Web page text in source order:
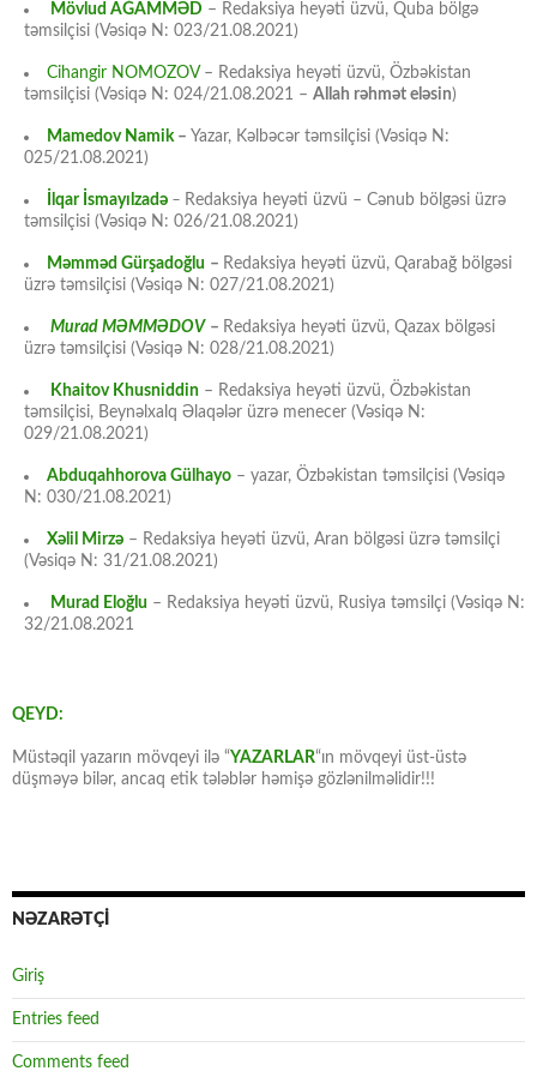
Mövlud AĞAMMƏD – Redaksiya heyəti üzvü, Quba bölgə
təmsilçisi (Vəsiqə N: 023/21.08.2021)
Cihangir NOMOZOV– Redaksiya heyəti üzvü, Özbəkistan
təmsilçisi (Vəsiqə N: 024/21.08.2021 – Allah rəhmət eləsin)
Mamedov Namik– Yazar, Kəlbəcər təmsilçisi (Vəsiqə N:
025/21.08.2021)
İlqar İsmayılzadə – Redaksiya heyəti üzvü – Cənub bölgəsi üzrə
təmsilçisi (Vəsiqə N: 026/21.08.2021)
Məmməd Gürşadoğlu – Redaksiya heyəti üzvü, Qarabağ bölgəsi
üzrə təmsilçisi (Vəsiqə N: 027/21.08.2021)
Murad MƏMMƏDOV – Redaksiya heyəti üzvü, Qazax bölgəsi
üzrə təmsilçisi (Vəsiqə N: 028/21.08.2021)
Khaitov Khusniddin – Redaksiya heyəti üzvü, Özbəkistan
təmsilçisi, Beynəlxalq Əlaqələr üzrə menecer (Vəsiqə N:
029/21.08.2021)
Abduqahhorova Gülhayo – yazar, Özbəkistan təmsilçisi (Vəsiqə
N: 030/21.08.2021)
Xəlil Mirzə – Redaksiya heyəti üzvü, Aran bölgəsi üzrə təmsilçi
(Vəsiqə N: 31/21.08.2021)
Murad Eloğlu – Redaksiya heyəti üzvü, Rusiya təmsilçi (Vəsiqə N:
32/21.08.2021
QEYD:
Müstəqil yazarın mövqeyi ilə “YAZARLAR“ın mövqeyi üst-üstə
düşməyə bilər, ancaq etik tələblər həmişə gözlənilməlidir!!!
NƏZARƏTÇİ
Giriş
Entries feed
Comments feed